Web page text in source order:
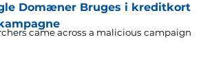
Domæner Bruges i kreditkort
came across a malicious campaign